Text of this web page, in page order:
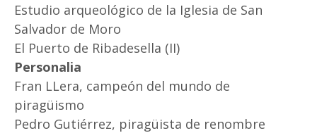
Estudio arqueológico de la Iglesia de San
Salvador de Moro
El Puerto de Ribadesella (II)
Personalia
Fran LLera, campeón del mundo de
piragüismo
Pedro Gutiérrez, piragüista de renombre